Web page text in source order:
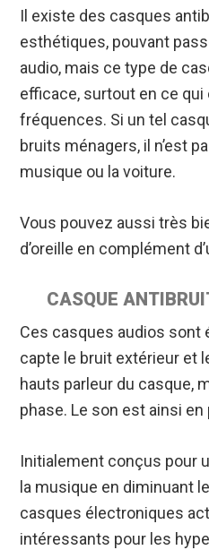
Il existe des casques
esthétiques, pouvant
audio, mais ce type de
efficace, surtout en ce
fréquences. Si un tel
bruits ménagers, il n’est
musique ou la voiture.
Vous pouvez aussi très
d’oreille en complément
CASQUE
Ces casques audios sont
capte le bruit extérieur et
hauts parleur du casque,
phase. Le son est ainsi en
Initialement conçus pour
la musique en diminuant
casques électroniques
intéressants pour les